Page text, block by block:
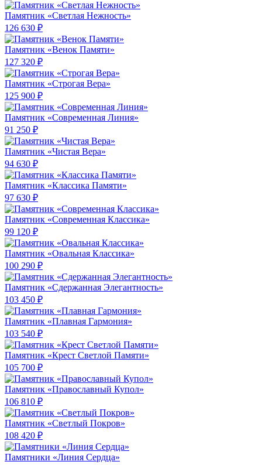
Памятник «Светлая Нежность»
126 630 ₽
Памятник «Венок Памяти»
127 320 ₽
Памятник «Строгая Вера»
125 900 ₽
Памятник «Современная Линия»
91 250 ₽
Памятник «Чистая Вера»
94 630 ₽
Памятник «Классика Памяти»
97 630 ₽
Памятник «Современная Классика»
99 120 ₽
Памятник «Овальная Классика»
100 290 ₽
Памятник «Сдержанная Элегантность»
103 450 ₽
Памятник «Плавная Гармония»
103 540 ₽
Памятник «Крест Светлой Памяти»
105 700 ₽
Памятник «Православный Купол»
106 810 ₽
Памятник «Светлый Покров»
108 420 ₽
Памятники «Линия Сердца»